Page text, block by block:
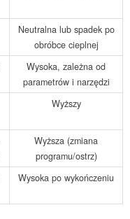
Neutralna lub spadek po
obróbce cieplnej
Wysoka, zależna od
parametrów i narzędzi
Wyższy
Wyższa (zmiana
programu/ostrz)
Wysoka po wykończeniu